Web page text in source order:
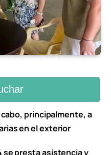
principalmente, a
en el exterior
se presta asistencia y